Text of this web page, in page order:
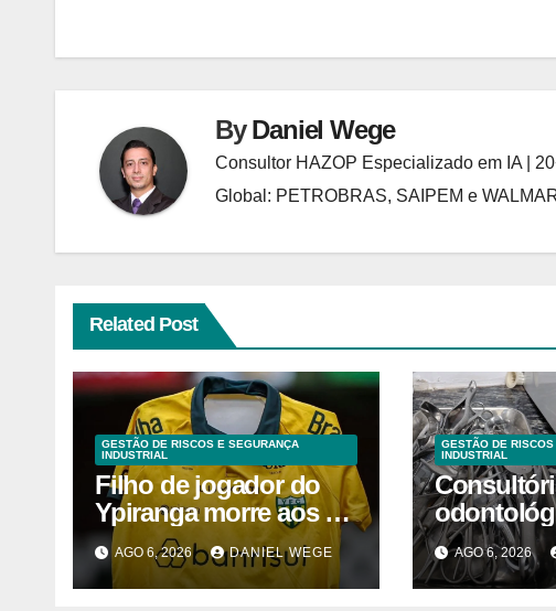
ByDaniel Wege
Consultor HAZOP Especializado em IA |
Global: PETROBRAS, SAIPEM e
Related Post
GESTÃO DE RISCOS E SEGURANÇA
INDUSTRIAL
Filho de jogador do
Ypiranga morre aos 2
anos após acidente
AGO 6, 2026 DANIEL WEGE
GESTÃO DE
INDUSTRIAL
2025
AGO 6, 2026